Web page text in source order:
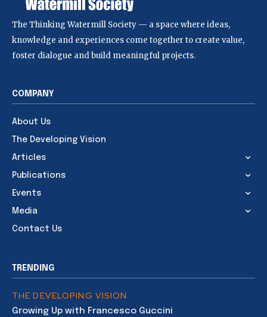
The Thinking Watermill Society — a space where ideas,
knowledge and experiences come together to create value,
foster dialogue and build meaningful projects.
COMPANY
About Us
The Developing Vision
Articles
Publications
Events
Media
Contact Us
TRENDING
THE DEVELOPING VISION
Growing Up with Francesco Guccini